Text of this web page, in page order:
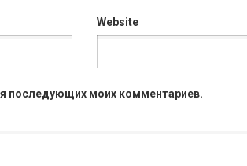
Website
последующих моих комментариев.